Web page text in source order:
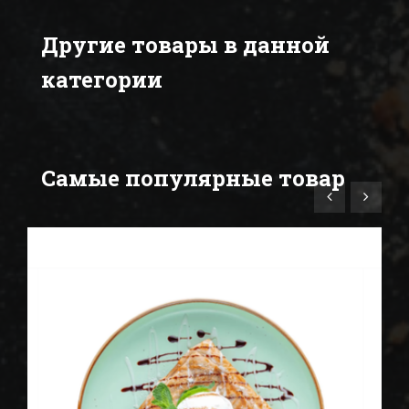
Другие товары в данной
категории
Самые популярные товар